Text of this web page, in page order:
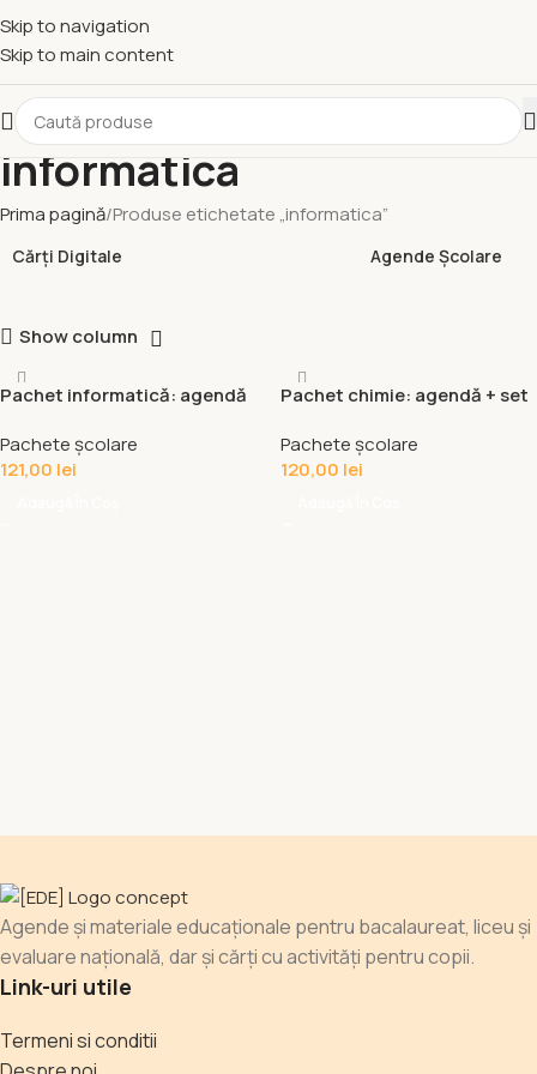
Skip to navigation
Skip to main content
informatica
Prima pagină Produse etichetate „informatica”
Cărți Digitale Agende Școlare
Show column
Pachet informatică: agendă
Pachete școlare
121,00 lei
Pachet chimie: agendă + set
Pachete școlare
120,00 lei
Agende și materiale educaționale pentru bacalaureat, liceu și
evaluare națională, dar și cărți cu activități pentru copii.
Link-uri utile
Termeni si conditii